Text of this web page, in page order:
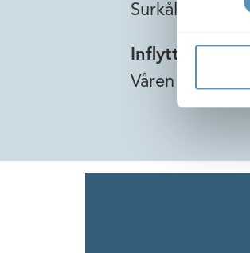
Surkålen 1
Inflyttning
Våren 2026